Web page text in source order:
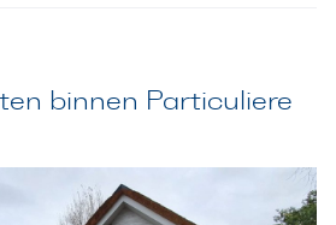
binnen Particuliere